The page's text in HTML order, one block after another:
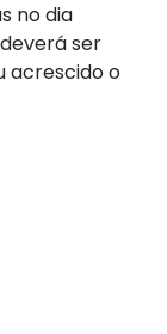
no dia
ser
acrescido o